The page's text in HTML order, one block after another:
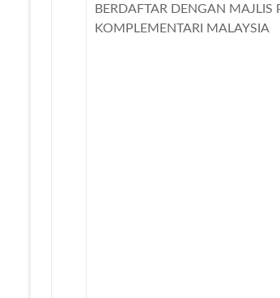
BERDAFTAR DENGAN
KOMPLEMENTARI MALAYSIA